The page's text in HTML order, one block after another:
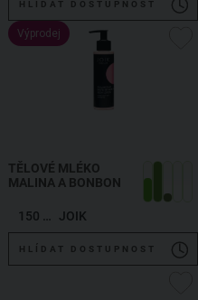
HLÍDAT DOSTUPNOST
Výprodej
TĚLOVÉ MLÉKO
MALINA A BONBON
JOIK
HLÍDAT DOSTUPNOST